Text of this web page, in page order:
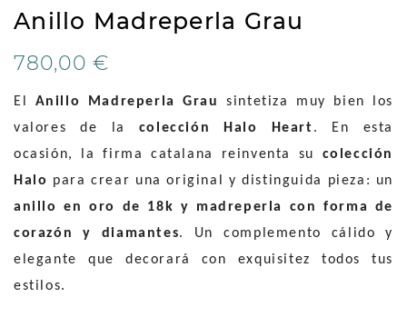
Anillo Madreperla Grau
780,00 €
El Anillo Madreperla Grau
sintetiza muy bien los
valores de la colección Halo Heart. En esta
ocasión, la firma catalana reinventa su colección
Halo para crear una original y distinguida pieza: un
anillo en oro de 18k y madreperla con forma de
corazón y diamantes. Un complemento cálido y
elegante que decorará con exquisitez todos tus
estilos.